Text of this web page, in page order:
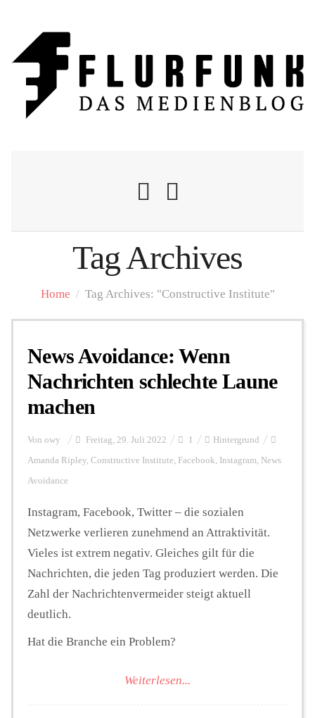
Nachrichten
Personalien
FUNKTURM-Beiträge
Podcast
Seminare
Tag Archives
Home / Tag Archives: "Constructive Institute"
News Avoidance: Wenn
Nachrichten schlechte Laune
machen
Von owy Freitag, 29. Juli 2022 1 Hintergrund
Amanda Ripley, Constructive Institute, Facebook, Instagram, News
Avoidance
Instagram, Facebook, Twitter – die sozialen
Netzwerke verlieren zunehmend an Attraktivität.
Vieles ist extrem negativ. Gleiches gilt für die
Nachrichten, die jeden Tag produziert werden. Die
Zahl der Nachrichtenvermeider steigt aktuell
deutlich.
Hat die Branche ein Problem?
Weiterlesen...